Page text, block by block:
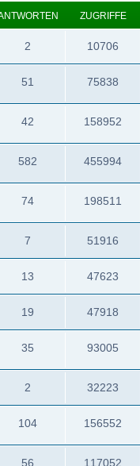
ZUGRIFFE
2 10706
51 75838
42 158952
582 455994
74 198511
7 51916
13 47623
19 47918
35 93005
2 32223
104 156552
56 117052